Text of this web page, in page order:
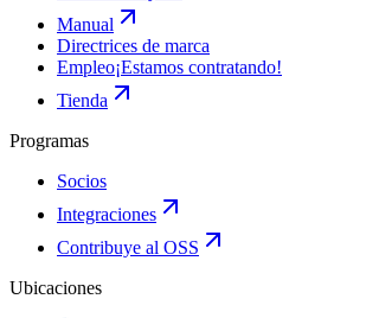
Manual
Directrices de marca
Empleo¡Estamos contratando!
Tienda
Programas
Socios
Integraciones
Contribuye al OSS
Ubicaciones